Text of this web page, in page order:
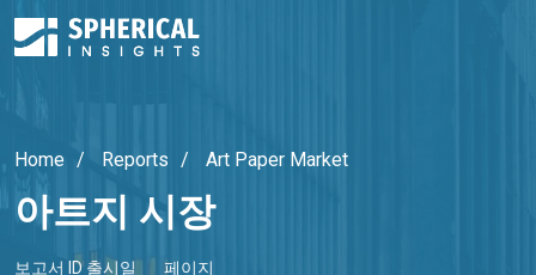
Home Reports Art Paper Market
아트지 시장
보고서 ID 출시일 페이지